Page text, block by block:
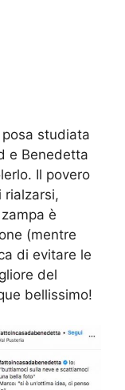
studiata
e Benedetta
Il povero
rialzarsi,
è
(mentre
di evitare le
del
bellissimo!